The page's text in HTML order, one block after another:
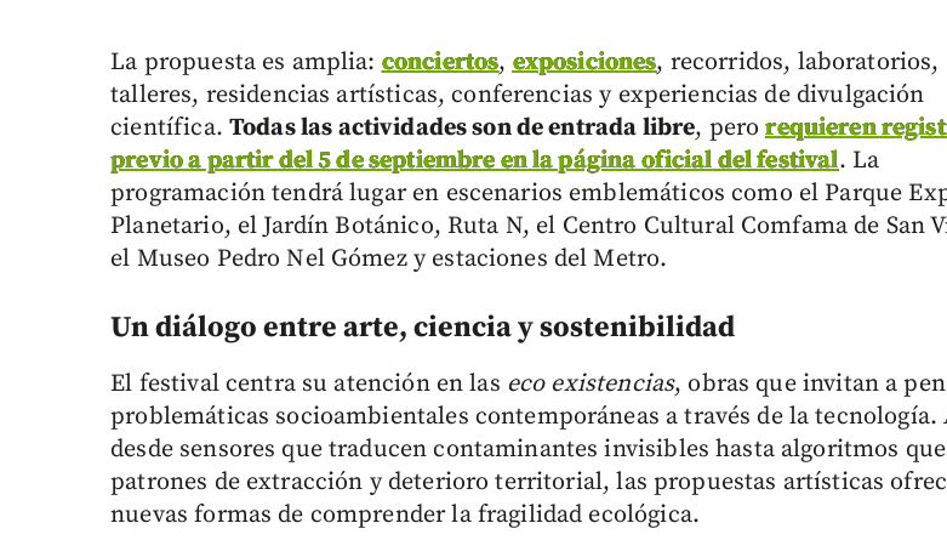
La propuesta es amplia:conciertos,exposiciones, recorridos, laboratorios,
talleres, residencias artísticas, conferencias y experiencias de divulgación
científica. Todas las actividades son de entrada libre, perorequieren
previo a partir del 5 de septiembre en la página oficial del festival. La
programación tendrá lugar en escenarios emblemáticos como el Parque
Planetario, el Jardín Botánico, Ruta N, el Centro Cultural Comfama de San
el Museo Pedro Nel Gómez y estaciones del Metro.
Un diálogo entre arte, ciencia y sostenibilidad
El festival centra su atención en las eco existencias, obras que invitan a
problemáticas socioambientales contemporáneas a través de la tecnología.
desde sensores que traducen contaminantes invisibles hasta algoritmos
patrones de extracción y deterioro territorial, las propuestas artísticas
nuevas formas de comprender la fragilidad ecológica.